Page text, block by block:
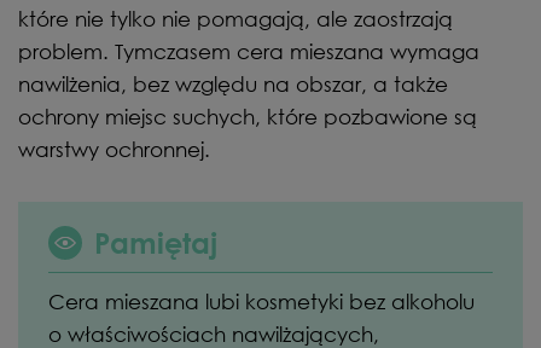
które nie tylko nie pomagają, ale zaostrzają
problem. Tymczasem cera mieszana wymaga
nawilżenia, bez względu na obszar, a także
ochrony miejsc suchych, które pozbawione są
warstwy ochronnej.
Pamiętaj
Cera mieszana lubi kosmetyki bez alkoholu
o właściwościach nawilżających,